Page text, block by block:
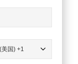
美国) +1